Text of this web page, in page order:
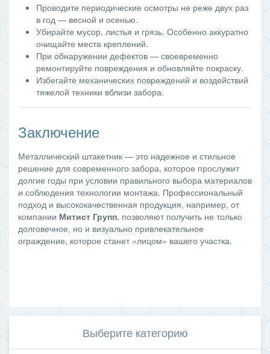
Проводите периодические осмотры не реже двух раз
в год — весной и осенью.
Убирайте мусор, листья и грязь. Особенно аккуратно
очищайте места креплений.
При обнаружении дефектов — своевременно
ремонтируйте повреждения и обновляйте покраску.
Избегайте механических повреждений и воздействий
тяжелой техники вблизи забора.
Заключение
Металлический штакетник — это надежное и стильное
решение для современного забора, которое прослужит
долгие годы при условии правильного выбора материалов
и соблюдения технологии монтажа. Профессиональный
подход и высококачественная продукция, например, от
компании Митист Групп, позволяют получить не только
долговечное, но и визуально привлекательное
ограждение, которое станет «лицом» вашего участка.
Выберите категорию